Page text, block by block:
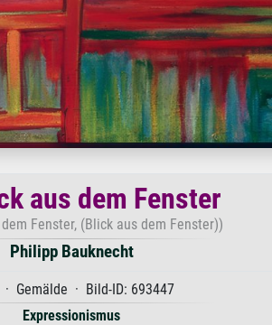
aus dem Fenster
Fenster, (Blick aus dem Fenster))
Philipp Bauknecht
Gemälde · Bild-ID: 693447
Expressionismus